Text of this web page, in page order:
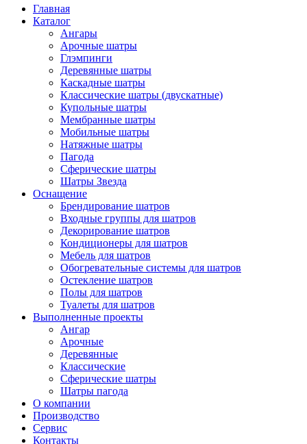
Главная
Каталог
Ангары
Арочные шатры
Глэмпинги
Деревянные шатры
Каскадные шатры
Классические шатры (двускатные)
Купольные шатры
Мембранные шатры
Мобильные шатры
Натяжные шатры
Пагода
Сферические шатры
Шатры Звезда
Оснащение
Брендирование шатров
Входные группы для шатров
Декорирование шатров
Кондиционеры для шатров
Мебель для шатров
Обогревательные системы для шатров
Остекление шатров
Полы для шатров
Туалеты для шатров
Выполненные проекты
Ангар
Арочные
Деревянные
Классические
Сферические шатры
Шатры пагода
О компании
Производство
Сервис
Контакты